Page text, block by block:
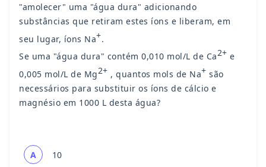
"amolecer" uma "água dura" adicionando
substâncias que retiram estes íons e liberam, em
seu lugar, íons Na+.
Se uma "água dura" contém 0,010 mol/L de Ca2+ e
0,005 mol/L de Mg2+ , quantos mols de Na+ são
necessários para substituir os íons de cálcio e
magnésio em 1000 L desta água?
A 10